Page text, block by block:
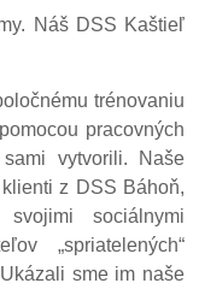
Náš DSS Kaštieľ
trénovaniu
pracovných
vytvorili. Naše
z DSS Báhoň,
sociálnymi
„spriatelených“
sme im naše